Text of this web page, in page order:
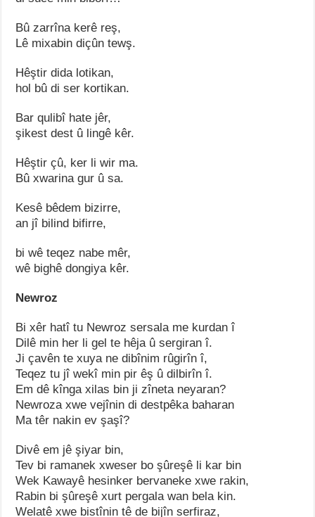
Bû zarrîna kerê reş,
Lê mixabin diçûn tewş.
Hêştir dida lotikan,
hol bû di ser kortikan.
Bar qulibî hate jêr,
şikest dest û lingê kêr.
Hêştir çû, ker li wir ma.
Bû xwarina gur û sa.
Kesê bêdem bizirre,
an jî bilind bifirre,
bi wê teqez nabe mêr,
wê bighê dongiya kêr.
Newroz
Bi xêr hatî tu Newroz sersala me kurdan î
Dilê min her li gel te hêja û sergiran î.
Ji çavên te xuya ne dibînim rûgirîn î,
Teqez tu jî wekî min pir êş û dilbirîn î.
Em dê kînga xilas bin ji zîneta neyaran?
Newroza xwe vejînin di destpêka baharan
Ma têr nakin ev şaşî?
Divê em jê şiyar bin,
Tev bi ramanek xweser bo şûreşê li kar bin
Wek Kawayê hesinker bervaneke xwe rakin,
Rabin bi şûreşê xurt pergala wan bela kin.
Welatê xwe bistînin tê de bijîn serfiraz,